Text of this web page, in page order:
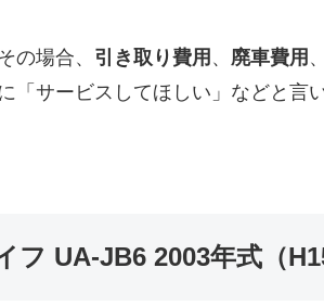
の場合、 引き取り費用 、 廃車費用 、
「サービスしてほしい」などと言
フ UA-JB6 2003年式（